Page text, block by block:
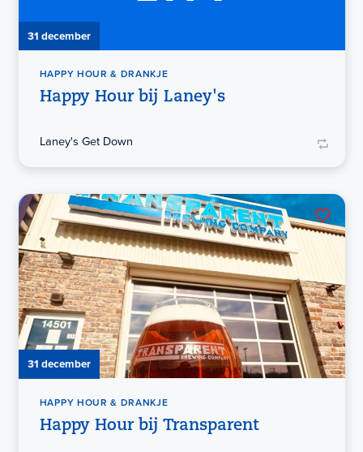
31 december
HAPPY HOUR & DRANKJE
Happy Hour bij Laney's
Laney's Get Down
31 december
HAPPY HOUR & DRANKJE
Happy Hour bij Transparent